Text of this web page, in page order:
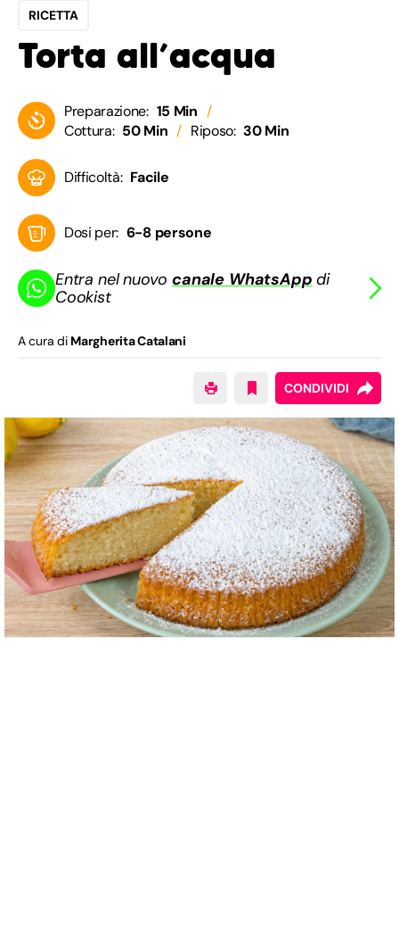
RICETTA
Torta all’acqua
Preparazione: 15 Min
Cottura: 50 Min Riposo: 30 Min
Difficoltà: Facile
Dosi per: 6-8 persone
Entra nel nuovocanale WhatsApp di
Cookist
A cura di Margherita Catalani
CONDIVIDI